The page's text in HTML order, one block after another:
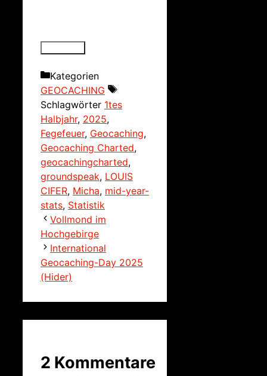
Kategorien
GEOCACHING
Schlagwörter 1tes
Halbjahr, 2025,
Fegefeuer, Geocaching,
Geocaching Charted,
geocachingcharted,
groundspeak, LOUIS
CIFER, Micha, mid-year-
stats, Statistik
Vollmond im
Hochgebirge
International
Geocaching-Day 2025
(Hider)
2 Kommentare